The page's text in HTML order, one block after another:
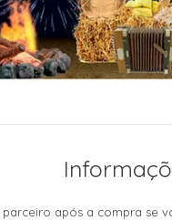
após a compra se